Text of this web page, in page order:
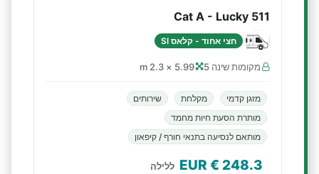
Cat A - Lucky 511
חצי אחוד - קלאס SI
מקומות שינה 5 5.99 × 2.3 m
מזגן קדמי מקלחת
שירותים
מותרת הסעת חיות מחמד
מותאם לנסיעה בתנאי חורף / קיפאון
248.3
€ EUR ללילה